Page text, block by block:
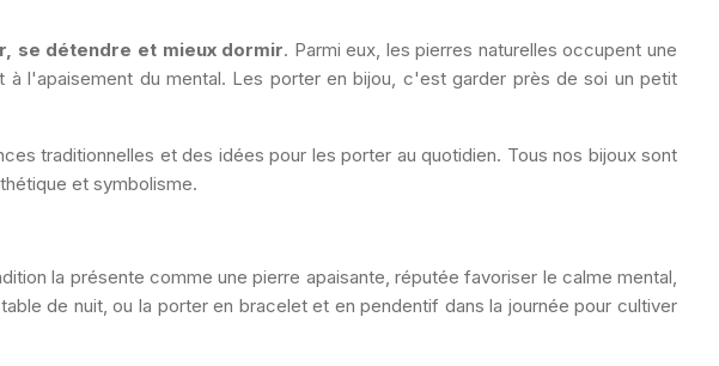
se détendre et mieux dormir. Parmi eux, les pierres naturelles occupent une
l'apaisement du mental. Les porter en bijou, c'est garder près de soi un petit
traditionnelles et des idées pour les porter au quotidien. Tous nos bijoux sont
et symbolisme.
la présente comme une pierre apaisante, réputée favoriser le calme mental,
de nuit, ou la porter en bracelet et en pendentif dans la journée pour cultiver